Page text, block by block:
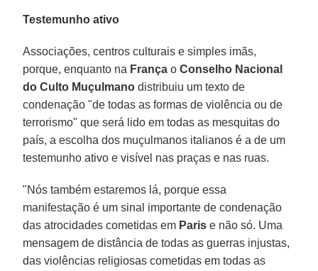
Testemunho ativo
Associações, centros culturais e simples imãs,
porque, enquanto na França oConselho Nacional
do Culto Muçulmano distribuiu um texto de
condenação "de todas as formas de violência ou de
terrorismo" que será lido em todas as mesquitas do
país, a escolha dos muçulmanos italianos é a de um
testemunho ativo e visível nas praças e nas ruas.
"Nós também estaremos lá, porque essa
manifestação é um sinal importante de condenação
das atrocidades cometidas em Paris e não só. Uma
mensagem de distância de todas as guerras injustas,
das violências religiosas cometidas em todas as